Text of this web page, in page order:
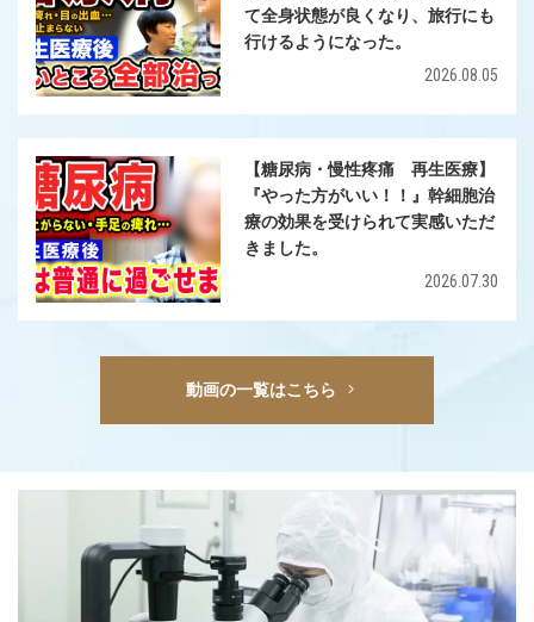
て全身状態が良くなり、旅行にも
行けるようになった。
2026.08.05
【糖尿病・慢性疼痛 再生医療】
『やった方がいい！！』幹細胞治
療の効果を受けられて実感いただ
きました。
2026.07.30
動画の一覧はこちら